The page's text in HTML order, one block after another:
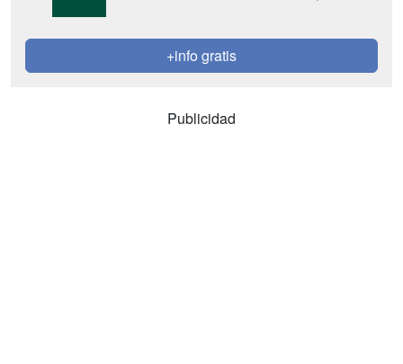
+info gratis
Publicidad